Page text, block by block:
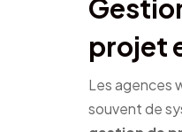
projet
Les agences
souvent de